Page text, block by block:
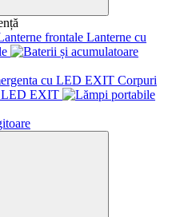
Lanterne cu
Corpuri
LED EXIT